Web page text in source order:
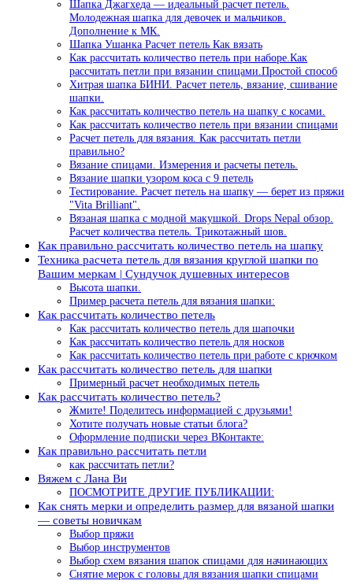
Шапка Джагхеда — идеальный расчет петель.
Молодежная шапка для девочек и мальчиков.
Дополнение к МК.
Шапка Ушанка Расчет петель Как вязать
Как рассчитать количество петель при наборе.Как
рассчитать петли при вязании спицами.Простой способ
Хитрая шапка БИНИ. Расчет петель, вязание, сшивание
шапки.
Как рассчитать количество петель на шапку с косами.
Как рассчитать количество петель при вязании спицами
Расчет петель для вязания. Как рассчитать петли
правильно?
Вязание спицами. Измерения и расчеты петель.
Вязание шапки узором коса с 9 петель
Тестирование. Расчет петель на шапку — берет из пряжи
"Vita Brilliant".
Вязаная шапка с модной макушкой. Drops Nepal обзор.
Расчет количества петель. Трикотажный шов.
Как правильно рассчитать количество петель на шапку
Техника расчета петель для вязания круглой шапки по
Вашим меркам | Сундучок душевных интересов
Высота шапки.
Пример расчета петель для вязания шапки:
Как рассчитать количество петель
Как рассчитать количество петель для шапочки
Как рассчитать количество петель для носков
Как рассчитать количество петель при работе с крючком
Как рассчитать количество петель для шапки
Примерный расчет необходимых петель
Как рассчитать количество петель?
Жмите! Поделитесь информацией с друзьями!
Хотите получать новые статьи блога?
Оформление подписки через ВКонтакте:
Как правильно рассчитать петли
как рассчитать петли?
Вяжем с Лана Ви
ПОСМОТРИТЕ ДРУГИЕ ПУБЛИКАЦИИ:
Как снять мерки и определить размер для вязаной шапки
— советы новичкам
Выбор пряжи
Выбор инструментов
Выбор схем вязания шапок спицами для начинающих
Снятие мерок с головы для вязания шапки спицами